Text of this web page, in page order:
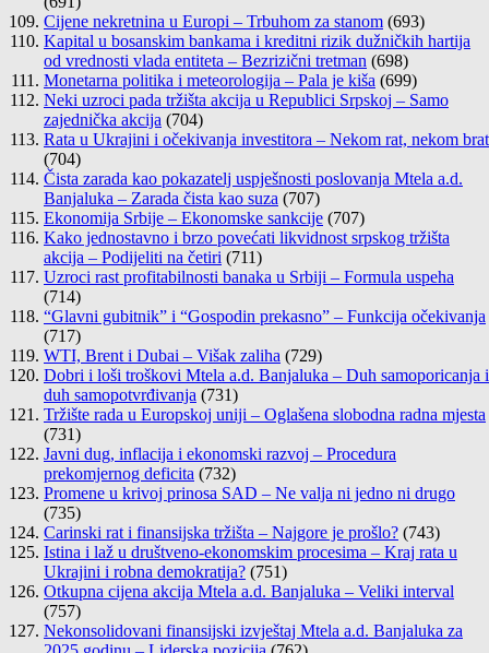
Cijene nekretnina u Europi – Trbuhom za stanom (693)
Kapital u bosanskim bankama i kreditni rizik dužničkih hartija
od vrednosti vlada entiteta – Bezrizični tretman (698)
Monetarna politika i meteorologija – Pala je kiša (699)
Neki uzroci pada tržišta akcija u Republici Srpskoj – Samo
zajednička akcija (704)
Rata u Ukrajini i očekivanja investitora – Nekom rat, nekom brat
(704)
Čista zarada kao pokazatelj uspješnosti poslovanja Mtela a.d.
Banjaluka – Zarada čista kao suza (707)
Ekonomija Srbije – Ekonomske sankcije (707)
Kako jednostavno i brzo povećati likvidnost srpskog tržišta
akcija – Podijeliti na četiri (711)
Uzroci rast profitabilnosti banaka u Srbiji – Formula uspeha
(714)
“Glavni gubitnik” i “Gospodin prekasno” – Funkcija očekivanja
(717)
WTI, Brent i Dubai – Višak zaliha (729)
Dobri i loši troškovi Mtela a.d. Banjaluka – Duh samoporicanja i
duh samopotvrđivanja (731)
Tržište rada u Europskoj uniji – Oglašena slobodna radna mjesta
(731)
Javni dug, inflacija i ekonomski razvoj – Procedura
prekomjernog deficita (732)
Promene u krivoj prinosa SAD – Ne valja ni jedno ni drugo
(735)
Carinski rat i finansijska tržišta – Najgore je prošlo? (743)
Istina i laž u društveno-ekonomskim procesima – Kraj rata u
Ukrajini i robna demokratija? (751)
Otkupna cijena akcija Mtela a.d. Banjaluka – Veliki interval
(757)
Nekonsolidovani finansijski izvještaj Mtela a.d. Banjaluka za